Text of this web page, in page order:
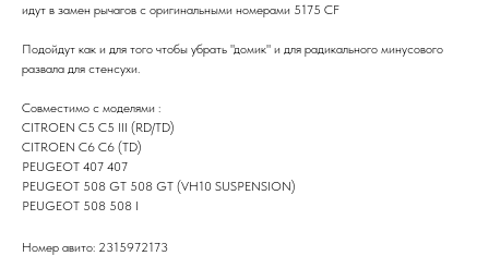
идут в замен рычагов с оригинальными номерами 5175 CF
Подойдут как и для того чтобы убрать "домик" и для радикального минусового
развала для стенсухи.
Совместимо с моделями :
CITROEN C5 C5 III (RD/TD)
CITROEN C6 C6 (TD)
PEUGEOT 407 407
PEUGEOT 508 GT 508 GT (VH10 SUSPENSION)
PEUGEOT 508 508 I
Номер авито: 2315972173